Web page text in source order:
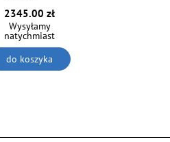
2345.00 zł
Wysyłamy
natychmiast
do koszyka